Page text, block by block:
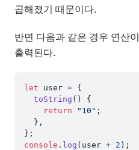
곱해졌기 때문이다.
반면 다음과 같은 경우 연산이
출력된다.
let user = {
toString ( ) {
return
"10" ;
console . log (user + 2